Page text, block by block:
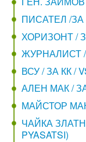
ПИСАТЕЛ /ЗА
ХОРИЗОНТ /
ЖУРНАЛИСТ /
ВСУ / ЗА КК /
АЛЕН МАК /
МАЙСТОР
ЧАЙКА
PYASATSI)